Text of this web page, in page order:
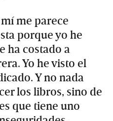
me parece
porque yo he
ha costado a
Yo he visto el
Y no nada
los libros, sino de
que tiene uno